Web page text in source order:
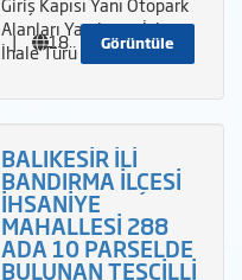
Alanları Yapılması İşi
İhale Türü - UsGörüntüle
| 18
BALIKESİR İLİ
BANDIRMA İLÇESİ
İHSANİYE
MAHALLESİ 288
ADA 10 PARSELDE
BULUNAN TESCİLLİ